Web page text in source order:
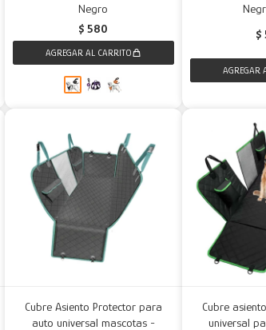
Negro
$ 580
$
Cubre Asiento Protector para
auto universal mascotas -
Cubre
universal